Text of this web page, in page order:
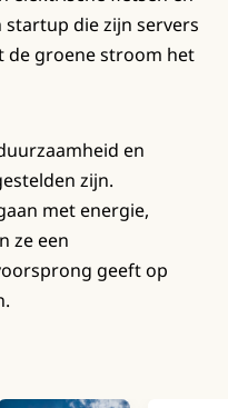
startup die zijn servers
de groene stroom het
en
zijn.
met energie,
ze een
geeft op